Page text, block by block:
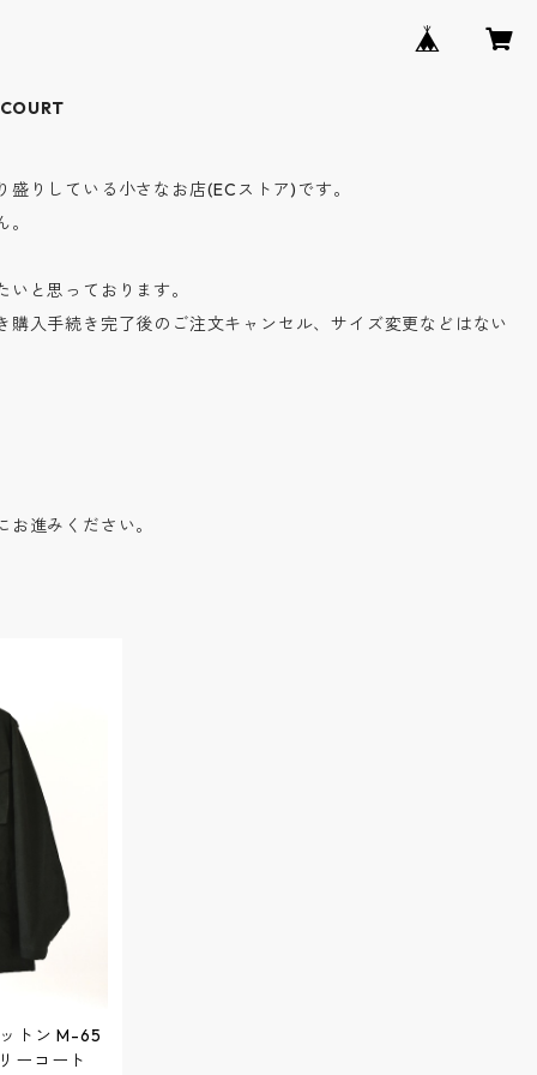
りしている小さなお店(ECストア)です。
と思っております。
入手続き完了後のご注文キャンセル、サイズ変更などはない
進みください。
トン M-65
ーコート